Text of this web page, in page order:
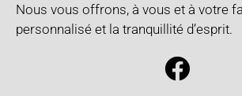
Nous vous offrons, à vous et à votre
personnalisé et la tranquillité d’esprit.